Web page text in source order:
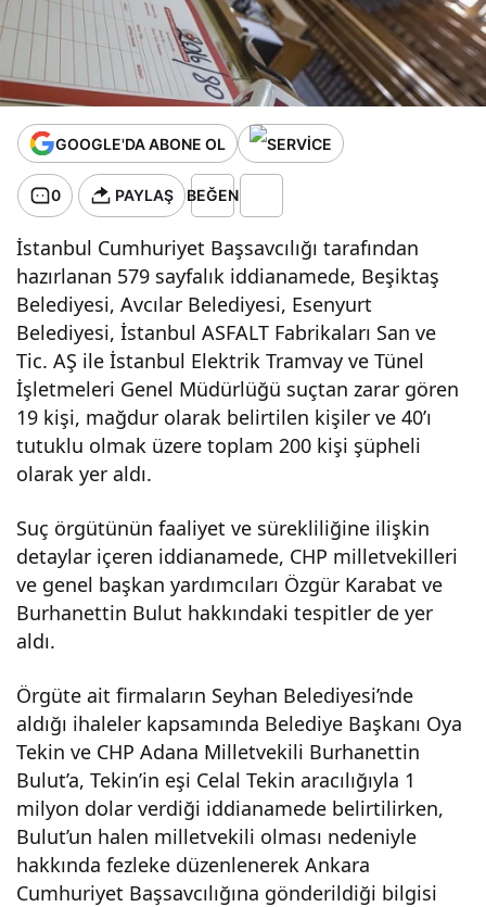
GOOGLE'DA ABONE OL
0 PAYLAŞ BEĞEN
İstanbul Cumhuriyet Başsavcılığı tarafından
hazırlanan 579 sayfalık iddianamede, Beşiktaş
Belediyesi, Avcılar Belediyesi, Esenyurt
Belediyesi, İstanbul ASFALT Fabrikaları San ve
Tic. AŞ ile İstanbul Elektrik Tramvay ve Tünel
İşletmeleri Genel Müdürlüğü suçtan zarar gören
19 kişi, mağdur olarak belirtilen kişiler ve 40’ı
tutuklu olmak üzere toplam 200 kişi şüpheli
olarak yer aldı.
Suç örgütünün faaliyet ve sürekliliğine ilişkin
detaylar içeren iddianamede, CHP milletvekilleri
ve genel başkan yardımcıları Özgür Karabat ve
Burhanettin Bulut hakkındaki tespitler de yer
aldı.
Örgüte ait firmaların Seyhan Belediyesi’nde
aldığı ihaleler kapsamında Belediye Başkanı Oya
Tekin ve CHP Adana Milletvekili Burhanettin
Bulut’a, Tekin’in eşi Celal Tekin aracılığıyla 1
milyon dolar verdiği iddianamede belirtilirken,
Bulut’un halen milletvekili olması nedeniyle
hakkında fezleke düzenlenerek Ankara
Cumhuriyet Başsavcılığına gönderildiği bilgisi
li
hakkında
fezleke
hazırlandı